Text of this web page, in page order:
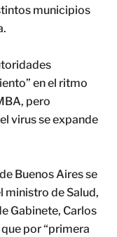
municipios
en el ritmo
pero
virus se expande
Buenos Aires se
ministro de Salud,
Gabinete, Carlos
por “primera